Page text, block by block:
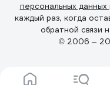
персональных данных
каждый раз, когда
обратной связи
© 2006 —